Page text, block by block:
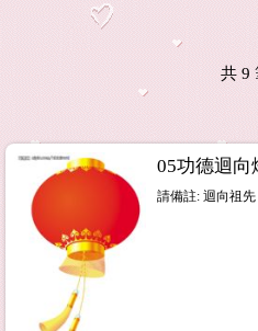
共 9
05功德迴向
請備註: 迴向祖先